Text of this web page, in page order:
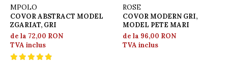
MPOLO
COVOR ABSTRACT MODEL
ZGARIAT, GRI
de la 72,00 RON
TVA inclus
ROSE
COVOR MODERN GRI,
MODEL PETE MARI
de la 96,00 RON
TVA inclus